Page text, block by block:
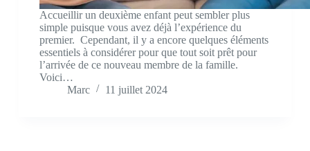
Accueillir un deuxième enfant peut sembler plus
simple puisque vous avez déjà l’expérience du
premier. Cependant, il y a encore quelques éléments
essentiels à considérer pour que tout soit prêt pour
l’arrivée de ce nouveau membre de la famille.
Voici…
Marc
11 juillet 2024